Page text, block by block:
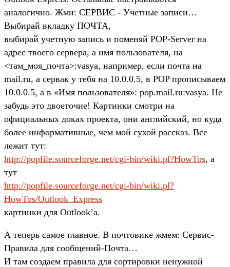
аналогично. Жми: СЕРВИС - Учетные записи…
Выбирай вкладку ПОЧТА,
выбирай учетную запись и поменяй POP-Server на
адрес твоего сервера, а имя пользователя, на
<там_моя_почта>:vasya, например, если почта на
mail.ru, а сервак у тебя на 10.0.0.5, в POP прописываем
10.0.0.5, а в «Имя пользователя»: pop.mail.ru:vasya. Не
забудь это двоеточие! Картинки смотри на
официальных доках проекта, они английский, но куда
более информативные, чем мой сухой рассказ. Все
лежит тут:
http://popfile.sourceforge.net/cgi-bin/wiki.pl?HowTos, а
тут
http://popfile.sourceforge.net/cgi-bin/wiki.pl?
HowTos/Outlook_Express
картинки для Outlook’a.
А теперь самое главное. В почтовике жмем: Сервис-
Правила для сообщений-Почта…
И там создаем правила для сортировки ненужной